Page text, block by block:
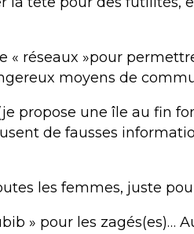
« réseaux »pour
moyens de
propose une île au fin
de fausses
les femmes, juste
» pour les zagés(es)…